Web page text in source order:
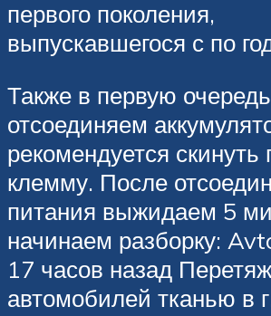
первого поколения,
выпускавшегося с по
Также в первую очередь
отсоединяем
рекомендуется
клемму. После
питания выжидаем 5
начинаем разборку:
17 часов назад
автомобилей тканью в